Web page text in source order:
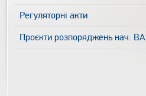
Регуляторні акти
Проєкти розпоряджень нач. ВА